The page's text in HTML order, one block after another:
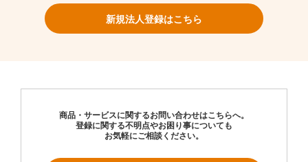
新規法人登録はこちら
商品・サービスに関するお問い合わせはこちらへ。
登録に関する不明点やお困り事についても
お気軽にご相談ください。